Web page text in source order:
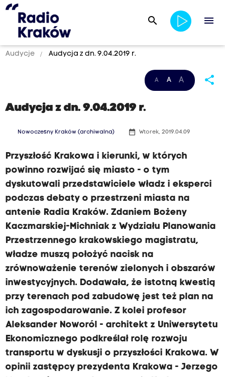
search menu
Audycje Audycja z dn. 9.04.2019 r.
A A A share
Audycja z dn. 9.04.2019 r.
Nowoczesny Kraków (archiwalna) date_range Wtorek, 2019.04.09
Przyszłość Krakowa i kierunki, w których
powinno rozwijać się miasto - o tym
dyskutowali przedstawiciele władz i eksperci
podczas debaty o przestrzeni miasta na
antenie Radia Kraków. Zdaniem Bożeny
Kaczmarskiej-Michniak z Wydziału Planowania
Przestrzennego krakowskiego magistratu,
władze muszą położyć nacisk na
zrównoważenie terenów zielonych i obszarów
inwestycyjnych. Dodawała, że istotną kwestią
przy terenach pod zabudowę jest też plan na
ich zagospodarowanie. Z kolei profesor
Aleksander Noworól - architekt z Uniwersytetu
Ekonomicznego podkreślał rolę rozwoju
transportu w dyskusji o przyszłości Krakowa. W
opinii zastępcy prezydenta Krakowa - Jerzego